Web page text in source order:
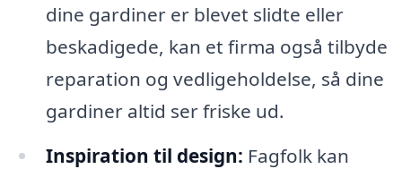
dine gardiner er blevet slidte eller
beskadigede, kan et firma også tilbyde
reparation og vedligeholdelse, så dine
gardiner altid ser friske ud.
Inspiration til design: Fagfolk kan